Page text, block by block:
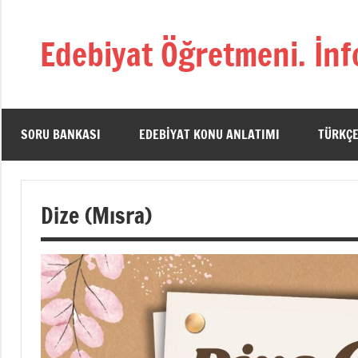
Edebiyat Öğretmeni.
Türkçe,
Dili
ve
Sitesi
SORU BANKASI EDEBIYAT KONU ANLATIMI
Dize (Mısra)